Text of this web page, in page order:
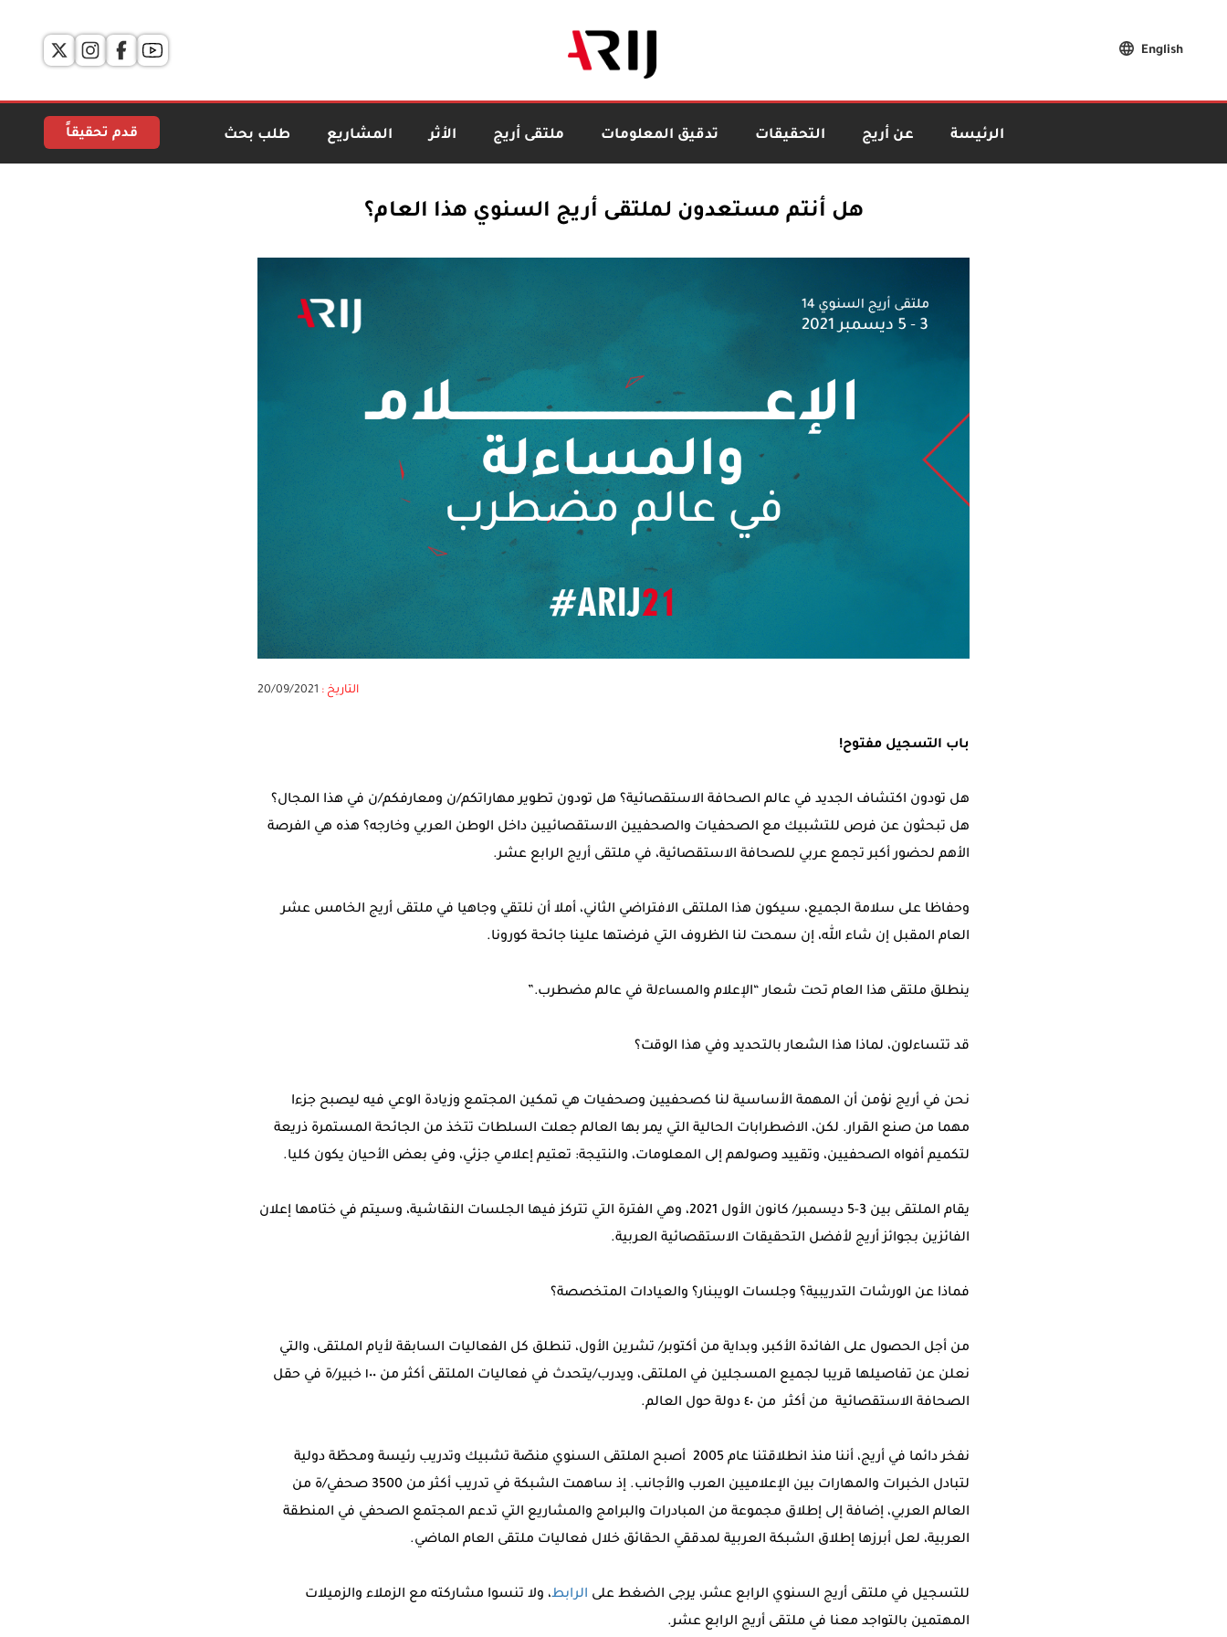
English
الرئيسة عن أريج التحقيقات تدقيق المعلومات ملتقى أريج الأثر المشاريع طلب بحث قدم تحقيقاً
هل أنتم مستعدون لملتقى أريج السنوي هذا العام؟
التاريخ : 20/09/2021
باب التسجيل مفتوح!
هل تودون اكتشاف الجديد في عالم الصحافة الاستقصائية؟ هل تودون تطوير مهاراتكم/ن ومعارفكم/ن في هذا المجال؟
هل تبحثون عن فرص للتشبيك مع الصحفيات والصحفيين الاستقصائيين داخل الوطن العربي وخارجه؟ هذه هي الفرصة
الأهم لحضور أكبر تجمع عربي للصحافة الاستقصائية، في ملتقى أريج الرابع عشر.
وحفاظا على سلامة الجميع، سيكون هذا الملتقى الافتراضي الثاني، أملا أن نلتقي وجاهيا في ملتقى أريج الخامس عشر
العام المقبل إن شاء الله، إن سمحت لنا الظروف التي فرضتها علينا جائحة كورونا.
ينطلق ملتقى هذا العام تحت شعار “الإعلام والمساءلة في عالم مضطرب.”
قد تتساءلون، لماذا هذا الشعار بالتحديد وفي هذا الوقت؟
نحن في أريج نؤمن أن المهمة الأساسية لنا كصحفيين وصحفيات هي تمكين المجتمع وزيادة الوعي فيه ليصبح جزءا
مهما من صنع القرار. لكن، الاضطرابات الحالية التي يمر بها العالم جعلت السلطات تتخذ من الجائحة المستمرة ذريعة
لتكميم أفواه الصحفيين، وتقييد وصولهم إلى المعلومات، والنتيجة: تعتيم إعلامي جزئي، وفي بعض الأحيان يكون كليا.
يقام الملتقى بين 3-5 ديسمبر/ كانون الأول 2021، وهي الفترة التي تتركز فيها الجلسات النقاشية، وسيتم في ختامها إعلان
الفائزين بجوائز أريج لأفضل التحقيقات الاستقصائية العربية.
فماذا عن الورشات التدريبية؟ وجلسات الويبنار؟ والعيادات المتخصصة؟
من أجل الحصول على الفائدة الأكبر، وبداية من أكتوبر/ تشرين الأول، تنطلق كل الفعاليات السابقة لأيام الملتقى، والتي
نعلن عن تفاصيلها قريبا لجميع المسجلين في الملتقى، ويدرب/يتحدث في فعاليات الملتقى أكثر من ١٠٠ خبير/ة في حقل
الصحافة الاستقصائية من أكثر من ٤٠ دولة حول العالم.
نفخر دائما في أريج، أننا منذ انطلاقتنا عام 2005 أصبح الملتقى السنوي منصّة تشبيك وتدريب رئيسة ومحطّة دولية
لتبادل الخبرات والمهارات بين الإعلاميين العرب والأجانب. إذ ساهمت الشبكة في تدريب أكثر من 3500 صحفي/ة من
العالم العربي، إضافة إلى إطلاق مجموعة من المبادرات والبرامج والمشاريع التي تدعم المجتمع الصحفي في المنطقة
العربية، لعل أبرزها إطلاق الشبكة العربية لمدققي الحقائق خلال فعاليات ملتقى العام الماضي.
للتسجيل في ملتقى أريج السنوي الرابع عشر، يرجى الضغط على الرابط، ولا تنسوا مشاركته مع الزملاء والزميلات
المهتمين بالتواجد معنا في ملتقى أريج الرابع عشر.